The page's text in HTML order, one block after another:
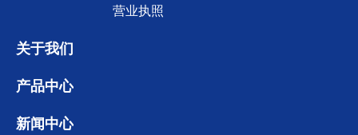
营业执照
关于我们
产品中心
新闻中心